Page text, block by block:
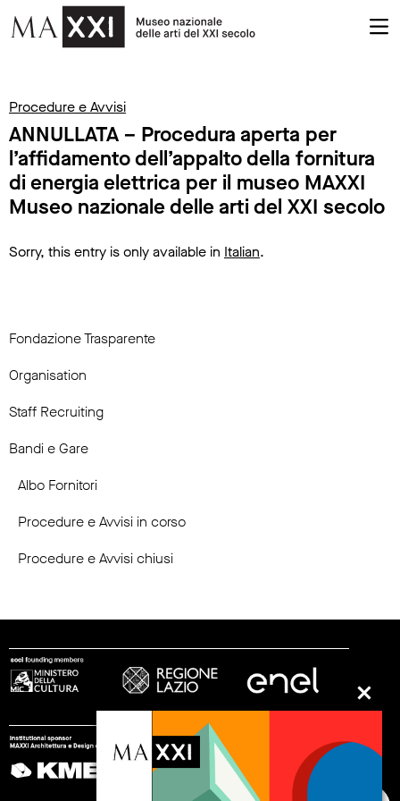
Procedure e Avvisi
ANNULLATA – Procedura aperta per
l’affidamento dell’appalto della fornitura
di energia elettrica per il museo MAXXI
Museo nazionale delle arti del XXI secolo
Sorry, this entry is only available in Italian.
Fondazione Trasparente
Organisation
Staff Recruiting
Bandi e Gare
Albo Fornitori
Procedure e Avvisi in corso
Procedure e Avvisi chiusi